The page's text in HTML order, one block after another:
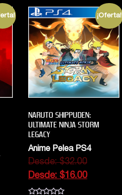
¡Oferta!
NARUTO SHIPPUDEN:
ULTIMATE NINJA STORM
LEGACY
Anime Pelea PS4
Desde:$32.00
Desde:$16.00